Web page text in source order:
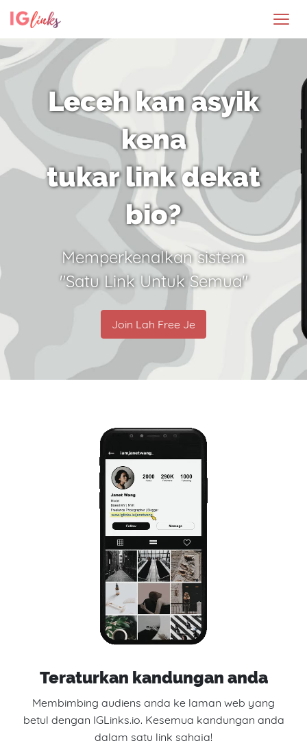
Leceh kan asyik
kena
tukar link dekat
bio?
Memperkenalkan sistem
"Satu Link Untuk Semua"
Join Lah Free Je
Teraturkan kandungan anda
Membimbing audiens anda ke laman web yang
betul dengan IGLinks.io. Kesemua kandungan anda
dalam satu link sahaja!